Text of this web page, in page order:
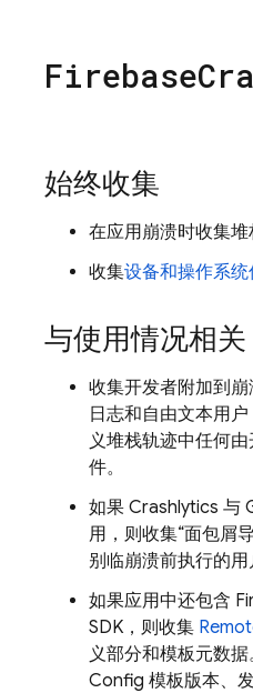
Firebase
始终收集
在应用崩溃时收集堆
收集设备和操作系统
与使用情况相关
收集开发者附加到崩
日志和自由文本用
义堆栈轨迹中任何
件。
如果 Crashlytics 与
用，则收集“面包屑
别临崩溃前执行的用
如果应用中还包含
SDK，则收集
义部分和模板元数
Config 模板版本、